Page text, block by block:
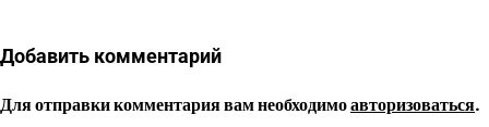
Добавить комментарий
Для отправки комментария вам необходимоавторизоваться.